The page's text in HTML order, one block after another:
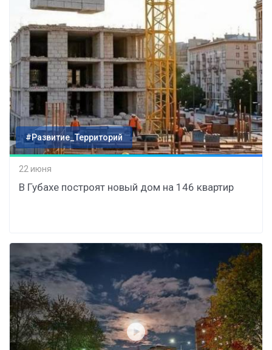
#Развитие_Территорий
22 июня
В Губахе построят новый дом на 146 квартир